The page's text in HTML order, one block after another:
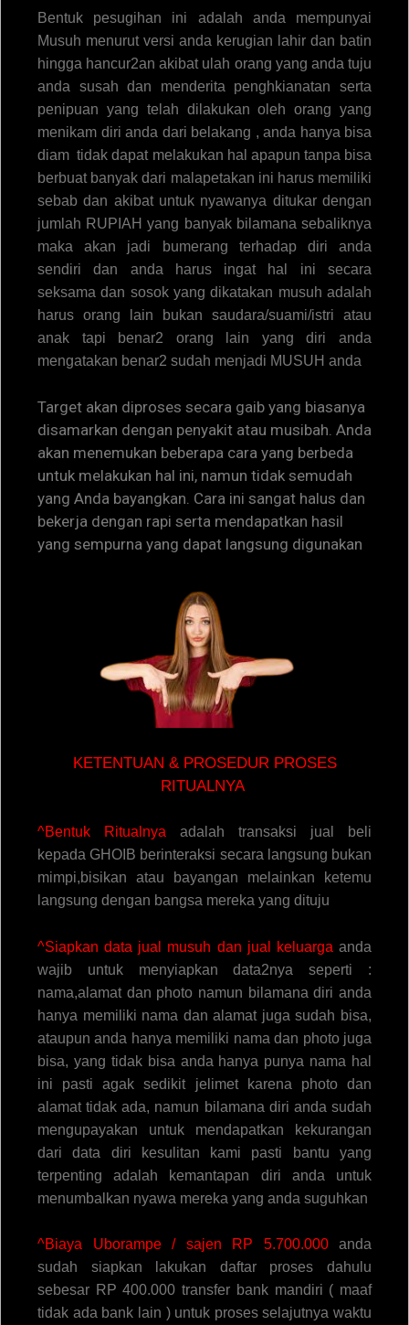
Bentuk pesugihan ini adalah anda mempunyai
Musuh menurut versi anda kerugian lahir dan batin
hingga hancur2an akibat ulah orang yang anda tuju
anda susah dan menderita penghkianatan serta
penipuan yang telah dilakukan oleh orang yang
menikam diri anda dari belakang , anda hanya bisa
diam tidak dapat melakukan hal apapun tanpa bisa
berbuat banyak dari malapetakan ini harus memiliki
sebab dan akibat untuk nyawanya ditukar dengan
jumlah RUPIAH yang banyak bilamana sebaliknya
maka akan jadi bumerang terhadap diri anda
sendiri dan anda harus ingat hal ini secara
seksama dan sosok yang dikatakan musuh adalah
harus orang lain bukan saudara/suami/istri atau
anak tapi benar2 orang lain yang diri anda
mengatakan benar2 sudah menjadi MUSUH anda
Target akan diproses secara gaib yang biasanya
disamarkan dengan penyakit atau musibah. Anda
akan menemukan beberapa cara yang berbeda
untuk melakukan hal ini, namun tidak semudah
yang Anda bayangkan. Cara ini sangat halus dan
bekerja dengan rapi serta mendapatkan hasil
yang sempurna yang dapat langsung digunakan
KETENTUAN & PROSEDUR PROSES
RITUALNYA
^Bentuk Ritualnya adalah transaksi jual beli
kepada GHOIB berinteraksi secara langsung bukan
mimpi,bisikan atau bayangan melainkan ketemu
langsung dengan bangsa mereka yang dituju
^Siapkan data jual musuh dan jual keluarga anda
wajib untuk menyiapkan data2nya seperti :
nama,alamat dan photo namun bilamana diri anda
hanya memiliki nama dan alamat juga sudah bisa,
ataupun anda hanya memiliki nama dan photo juga
bisa, yang tidak bisa anda hanya punya nama hal
ini pasti agak sedikit jelimet karena photo dan
alamat tidak ada, namun bilamana diri anda sudah
mengupayakan untuk mendapatkan kekurangan
dari data diri kesulitan kami pasti bantu yang
terpenting adalah kemantapan diri anda untuk
menumbalkan nyawa mereka yang anda suguhkan
^Biaya Uborampe / sajen RP 5.700.000anda
sudah siapkan lakukan daftar proses dahulu
sebesar RP 400.000 transfer bank mandiri ( maaf
tidak ada bank lain ) untuk proses selajutnya waktu